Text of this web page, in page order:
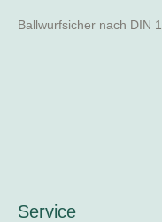
Ballwurfsicher nach DIN
Service